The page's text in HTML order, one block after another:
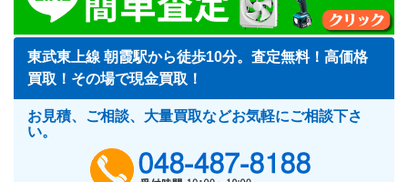
東武東上線 朝霞駅から徒歩10分。査定無料！高価格
買取！その場で現金買取！
お見積、ご相談、大量買取などお気軽にご相談下さ
い。